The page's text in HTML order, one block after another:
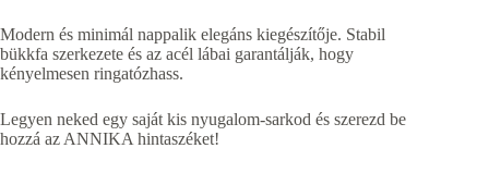
Modern és minimál nappalik elegáns kiegészítője. Stabil
bükkfa szerkezete és az acél lábai garantálják, hogy
kényelmesen ringatózhass.
Legyen neked egy saját kis nyugalom-sarkod és szerezd be
hozzá az ANNIKA hintaszéket!